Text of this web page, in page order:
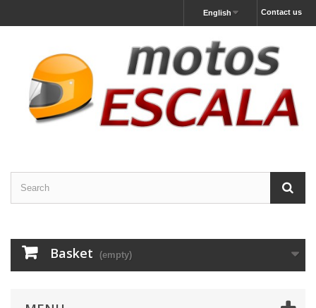
Contact us
English
Basket (empty)